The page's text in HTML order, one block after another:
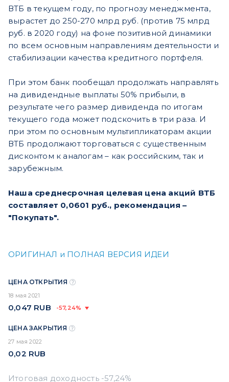
ВТБ в текущем году, по прогнозу менеджмента,
вырастет до 250-270 млрд руб. (против 75 млрд
руб. в 2020 году) на фоне позитивной динамики
по всем основным направлениям деятельности и
стабилизации качества кредитного портфеля.
При этом банк пообещал продолжать направлять
на дивидендные выплаты 50% прибыли, в
результате чего размер дивиденда по итогам
текущего года может подскочить в три раза. И
при этом по основным мультипликаторам акции
ВТБ продолжают торговаться с существенным
дисконтом к аналогам – как российским, так и
зарубежным.
Наша среднесрочная целевая цена акций ВТБ
составляет 0,0601 руб., рекомендация –
"Покупать".
ОРИГИНАЛ и ПОЛНАЯ ВЕРСИЯ ИДЕИ
ЦЕНА ОТКРЫТИЯ
18 мая 2021
0,047 RUB -57,24%
ЦЕНА ЗАКРЫТИЯ
27 мая 2022
0,02 RUB